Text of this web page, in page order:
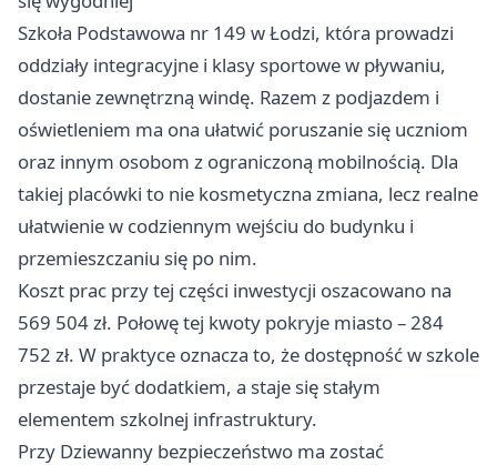
Szkoła Podstawowa nr 149 w Łodzi, która prowadzi
oddziały integracyjne i klasy sportowe w pływaniu,
dostanie zewnętrzną windę. Razem z podjazdem i
oświetleniem ma ona ułatwić poruszanie się uczniom
oraz innym osobom z ograniczoną mobilnością. Dla
takiej placówki to nie kosmetyczna zmiana, lecz realne
ułatwienie w codziennym wejściu do budynku i
przemieszczaniu się po nim.
Koszt prac przy tej części inwestycji oszacowano na
569 504 zł. Połowę tej kwoty pokryje miasto – 284
752 zł. W praktyce oznacza to, że dostępność w szkole
przestaje być dodatkiem, a staje się stałym
elementem szkolnej infrastruktury.
Przy Dziewanny bezpieczeństwo ma zostać